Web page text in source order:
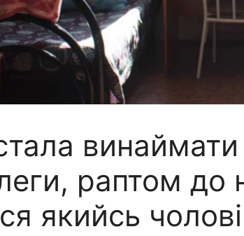
винаймати
раптом до
якийсь